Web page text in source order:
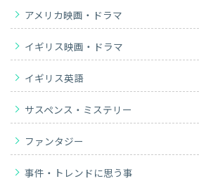
アメリカ映画・ドラマ
イギリス映画・ドラマ
イギリス英語
サスペンス・ミステリー
ファンタジー
事件・トレンドに思う事